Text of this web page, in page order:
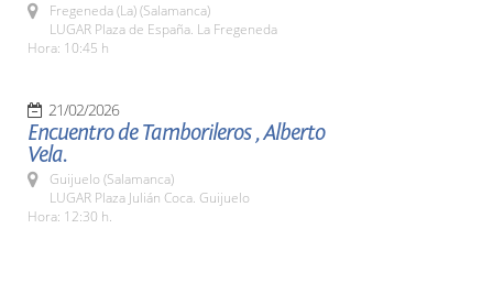
Fregeneda (La) (Salamanca)
LUGAR Plaza de España. La Fregeneda
Hora: 10:45 h
21/02/2026
Encuentro de Tamborileros , Alberto
Vela.
Guijuelo (Salamanca)
LUGAR Plaza Julián Coca. Guijuelo
Hora: 12:30 h.